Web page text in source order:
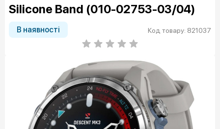
Silicone Band (010-02753-03/04)
В наявності Код товару: 821037